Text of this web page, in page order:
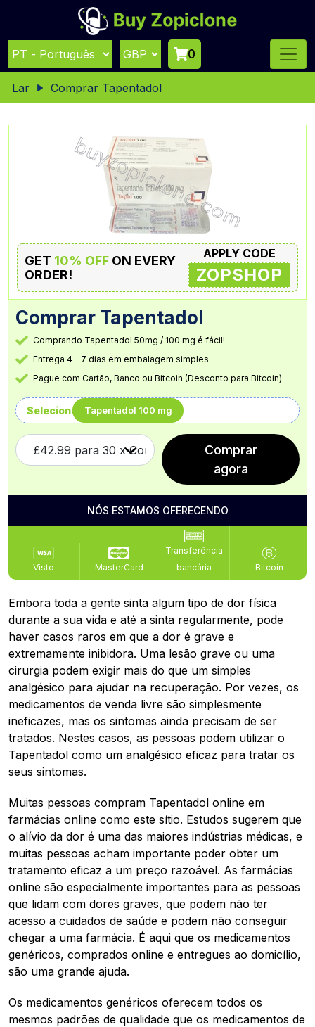
0
Lar Comprar Tapentadol
GET 10% OFF ON EVERY
ORDER!
APPLY CODE
ZOPSHOP
Comprar Tapentadol
Comprando Tapentadol 50mg / 100 mg é fácil!
Entrega 4 - 7 dias em embalagem simples
Pague com Cartão, Banco ou Bitcoin (Desconto para Bitcoin)
Selecione Tapentadol 100 mg
Comprar
agora
NÓS ESTAMOS OFERECENDO
Visto MasterCard
Transferência
bancária
Bitcoin
Embora toda a gente sinta algum tipo de dor física
durante a sua vida e até a sinta regularmente, pode
haver casos raros em que a dor é grave e
extremamente inibidora. Uma lesão grave ou uma
cirurgia podem exigir mais do que um simples
analgésico para ajudar na recuperação. Por vezes, os
medicamentos de venda livre são simplesmente
ineficazes, mas os sintomas ainda precisam de ser
tratados. Nestes casos, as pessoas podem utilizar o
Tapentadol como um analgésico eficaz para tratar os
seus sintomas.
Muitas pessoas compram Tapentadol online em
farmácias online como este sítio. Estudos sugerem que
o alívio da dor é uma das maiores indústrias médicas, e
muitas pessoas acham importante poder obter um
tratamento eficaz a um preço razoável. As farmácias
online são especialmente importantes para as pessoas
que lidam com dores graves, que podem não ter
acesso a cuidados de saúde e podem não conseguir
chegar a uma farmácia. É aqui que os medicamentos
genéricos, comprados online e entregues ao domicílio,
são uma grande ajuda.
Os medicamentos genéricos oferecem todos os
mesmos padrões de qualidade que os medicamentos de